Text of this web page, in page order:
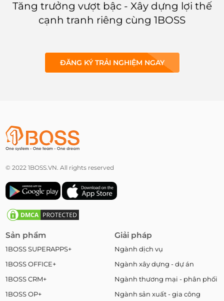
Tăng trưởng vượt bậc - Xây dựng lợi thế
cạnh tranh riêng cùng 1BOSS
ĐĂNG KÝ TRẢI NGHIỆM NGAY
© 2022 1BOSS.VN. All rights reserved
Sản phẩm
1BOSS SUPERAPPS+
1BOSS OFFICE+
1BOSS CRM+
1BOSS OP+
Giải pháp
Ngành dịch vụ
Ngành xây dựng - dự án
Ngành thương mại - phân phối
Ngành sản xuất - gia công